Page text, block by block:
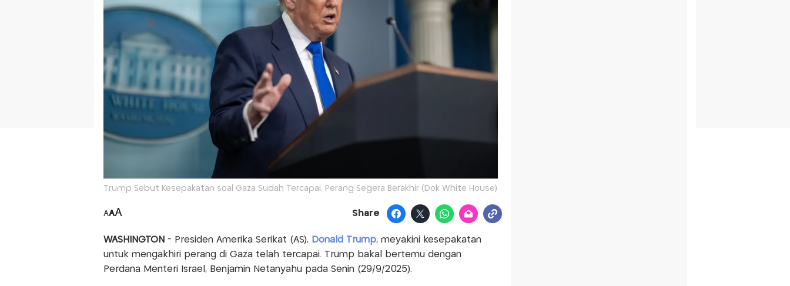
Trump Sebut Kesepakatan soal Gaza Sudah Tercapai, Perang Segera Berakhir (Dok White House)
AAA Share
WASHINGTON - Presiden Amerika Serikat (AS), Donald Trump, meyakini kesepakatan
untuk mengakhiri perang di Gaza telah tercapai. Trump bakal bertemu dengan
Perdana Menteri Israel, Benjamin Netanyahu pada Senin (29/9/2025).